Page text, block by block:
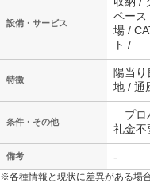
設備・サービス
ペース
場 /
ト /
特徴
陽当
地 / 通
条件・その他
プロ
礼金不
備考 -
※各種情報と現状に差異がある場